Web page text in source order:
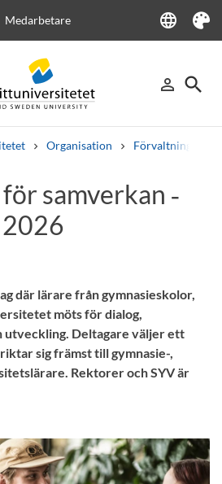
Medarbetare language
Language
Tema
person_outline
Logga in
search
Sök
Organisation Förvaltningen
Välkomstbrev
samverkan ‑
där lärare från gymnasieskolor,
möts för dialog,
Deltagare väljer ett
sig främst till gymnasie-,
Rektorer och SYV är